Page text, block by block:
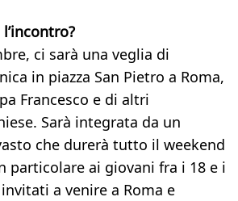
ci sarà una veglia di
in piazza San Pietro a Roma,
Francesco e di altri
Sarà integrata da un
che durerà tutto il weekend
particolare ai giovani fra i 18 e i
a venire a Roma e